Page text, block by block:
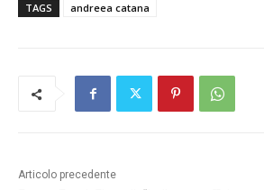
TAGS andreea catana
Articolo precedente